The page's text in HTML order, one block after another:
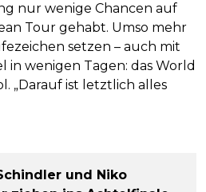
nur wenige Chancen auf
Tour gehabt. Umso mehr
setzen – auch mit
in wenigen Tagen: das World
„Darauf ist letztlich alles
und Niko